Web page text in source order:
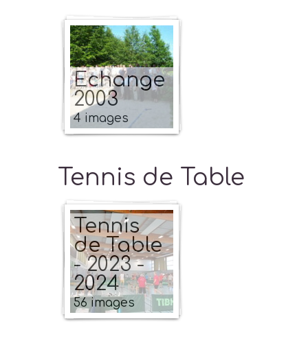
Echange
2003
4 images
Tennis de Table
Tennis
de Table
- 2023 -
2024
56 images